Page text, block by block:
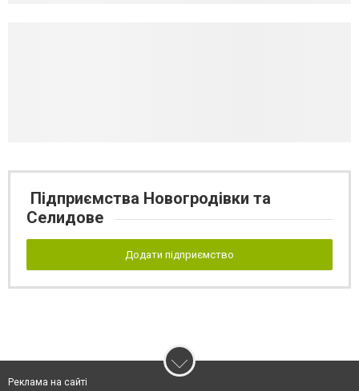
Підприємства Новогродівки та
Селидове
Додати підприємство
Реклама на сайті